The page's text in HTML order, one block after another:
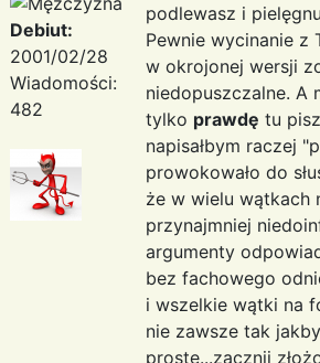
Debiut:
2001/02/28
Wiadomości:
482
podlewasz i
Pewnie wycinanie z
w okrojonej wersji
niedopuszczalne. A
tylko prawdę tu
napisałbym raczej
prowokowało do
że w wielu wątkach
przynajmniej
argumenty
bez fachowego
i wszelkie wątki na
nie zawsze tak
proste...zacznij